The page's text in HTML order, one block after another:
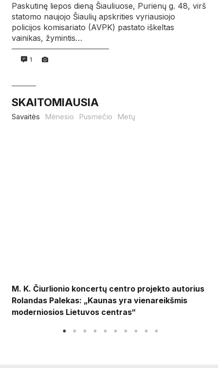
Paskutinę liepos dieną Šiauliuose, Purienų g. 48, virš
statomo naujojo Šiaulių apskrities vyriausiojo
policijos komisariato (AVPK) pastato iškeltas
vainikas, žymintis…
1
SKAITOMIAUSIA
Savaitės Mėnesio Pusmečio Metų
M. K. Čiurlionio koncertų centro projekto autorius
Rolandas Palekas: „Kaunas yra vienareikšmis
moderniosios Lietuvos centras“